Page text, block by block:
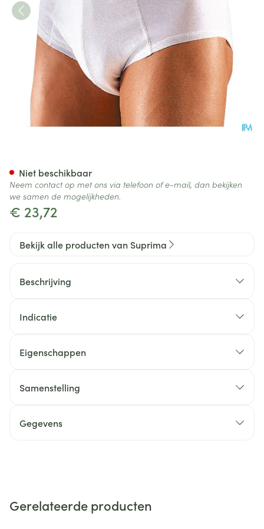
€ 23,72
Niet beschikbaar
Neem contact op met ons via telefoon of e-mail, dan bekijken
we samen de mogelijkheden.
Bekijk alle producten van Suprima
Beschrijving
Indicatie
Eigenschappen
Samenstelling
Gegevens
Gerelateerde producten